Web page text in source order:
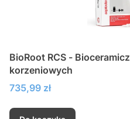
BioRoot RCS -
korzeniowych
Cena
735,99 zł